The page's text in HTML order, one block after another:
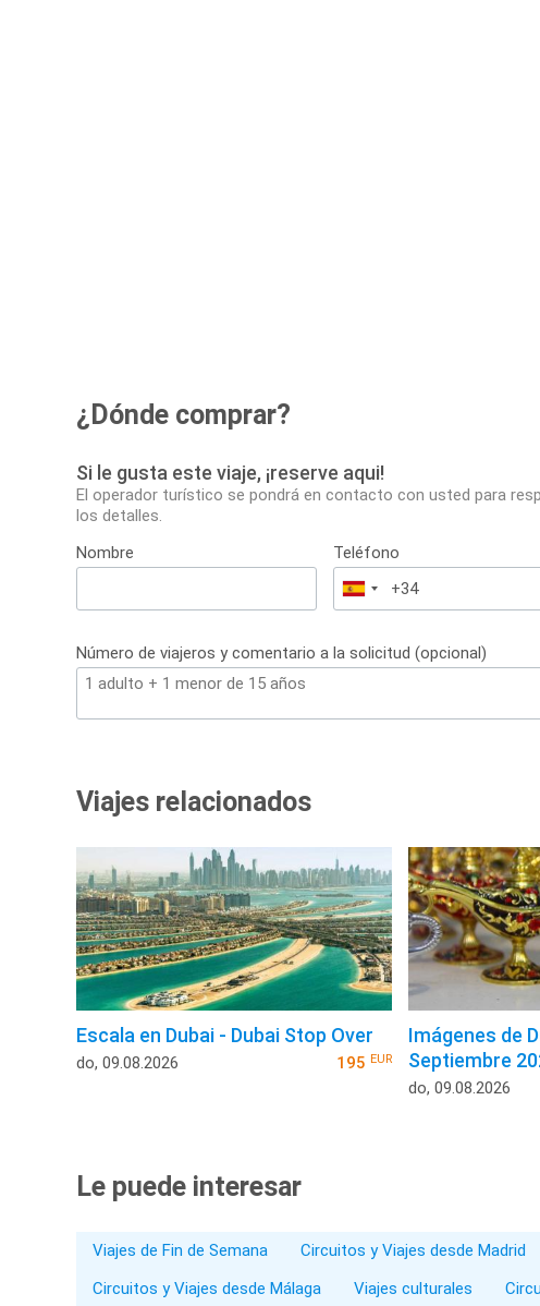
¿Dónde comprar?
Si le gusta este viaje, ¡reserve aqui!
El operador turístico se pondrá en contacto con usted para
los detalles.
Nombre
Teléfono
España
+34
Número de viajeros y comentario a la solicitud (opcional)
Viajes relacionados
Escala en Dubai - Dubai Stop Over
do, 09.08.2026 195 EUR
Imágenes de
Septiembre
do, 09.08.2026
Le puede interesar
Viajes de Fin de Semana Circuitos y Viajes desde Madrid
Circuitos y Viajes desde Málaga
Viajes culturales